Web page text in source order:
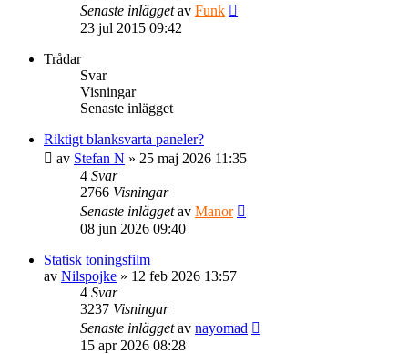
Senaste inläggetav Funk
23 jul 2015 09:42
Trådar
Svar
Visningar
Senaste inlägget
Riktigt blanksvarta paneler?
av Stefan N » 25 maj 2026 11:35
4 Svar
2766 Visningar
Senaste inläggetav Manor
08 jun 2026 09:40
Statisk toningsfilm
av Nilspojke » 12 feb 2026 13:57
4 Svar
3237 Visningar
Senaste inläggetav nayomad
15 apr 2026 08:28